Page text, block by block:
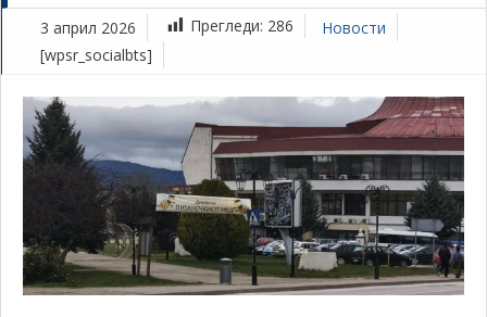
3 април 2026 Прегледи: 286
Новости
[wpsr_socialbts]